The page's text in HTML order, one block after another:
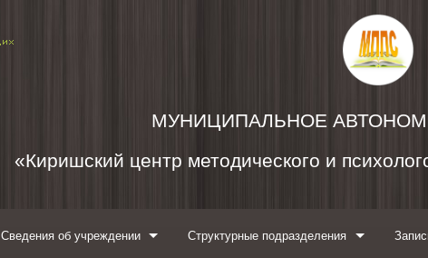
МУНИЦИПАЛЬНОЕ
«Киришский центр методического и
Сведения об учреждении Структурные подразделения